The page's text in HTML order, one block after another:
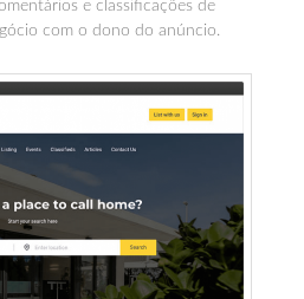
e classificações de
com o dono do anúncio.